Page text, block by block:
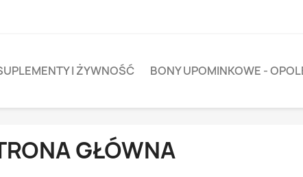
I ŻYWNOŚĆ BONY UPOMINKOWE -
GŁÓWNA